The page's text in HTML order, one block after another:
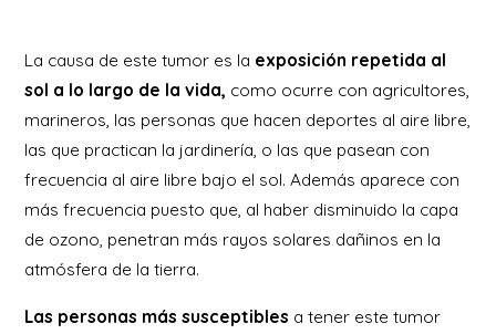
La causa de este tumor es la exposición repetida al
sol a lo largo de la vida, como ocurre con agricultores,
marineros, las personas que hacen deportes al aire libre,
las que practican la jardinería, o las que pasean con
frecuencia al aire libre bajo el sol. Además aparece con
más frecuencia puesto que, al haber disminuido la capa
de ozono, penetran más rayos solares dañinos en la
atmósfera de la tierra.
Las personas más susceptibles a tener este tumor